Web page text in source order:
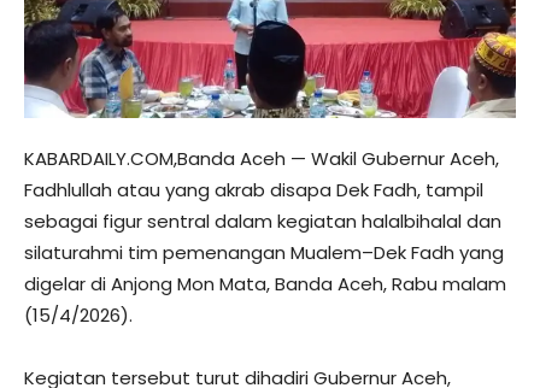
KABARDAILY.COM,Banda Aceh — Wakil Gubernur Aceh,
Fadhlullah atau yang akrab disapa Dek Fadh, tampil
sebagai figur sentral dalam kegiatan halalbihalal dan
silaturahmi tim pemenangan Mualem–Dek Fadh yang
digelar di Anjong Mon Mata, Banda Aceh, Rabu malam
(15/4/2026).
Kegiatan tersebut turut dihadiri Gubernur Aceh,